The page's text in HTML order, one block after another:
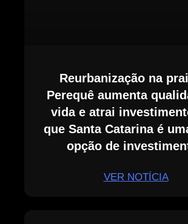
Reurbanização na
Perequê aumenta
vida e atrai
que Santa Catarina é
opção de
VER NOTÍCIA